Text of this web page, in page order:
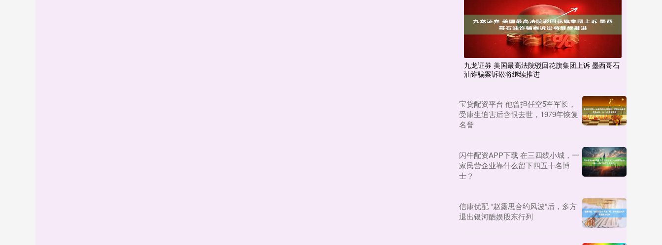
九龙证券 美国最高法院驳回花旗集团上诉 墨西哥石
油诈骗案诉讼将继续推进
宝贷配资平台 他曾担任空5军军长，
受康生迫害后含恨去世，1979年恢复
名誉
闪牛配资APP下载 在三四线小城，一
家民营企业靠什么留下四五十名博
士？
信康优配 “赵露思合约风波”后，多方
退出银河酷娱股东行列